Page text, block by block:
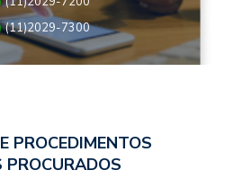
(11)2029-7300
PROCEDIMENTOS
PROCURADOS